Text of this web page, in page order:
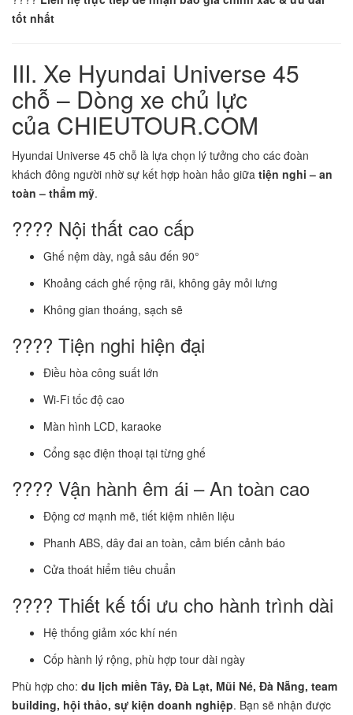
tốt nhất
III. Xe Hyundai Universe 45
chỗ – Dòng xe chủ lực
của CHIEUTOUR.COM
Hyundai Universe 45 chỗ là lựa chọn lý tưởng cho các đoàn
khách đông người nhờ sự kết hợp hoàn hảo giữa tiện nghi – an
toàn – thẩm mỹ.
???? Nội thất cao cấp
Ghế nệm dày, ngả sâu đến 90°
Khoảng cách ghế rộng rãi, không gây mỏi lưng
Không gian thoáng, sạch sẽ
???? Tiện nghi hiện đại
Điều hòa công suất lớn
Wi-Fi tốc độ cao
Màn hình LCD, karaoke
Cổng sạc điện thoại tại từng ghế
???? Vận hành êm ái – An toàn cao
Động cơ mạnh mẽ, tiết kiệm nhiên liệu
Phanh ABS, dây đai an toàn, cảm biến cảnh báo
Cửa thoát hiểm tiêu chuẩn
???? Thiết kế tối ưu cho hành trình dài
Hệ thống giảm xóc khí nén
Cốp hành lý rộng, phù hợp tour dài ngày
Phù hợp cho: du lịch miền Tây, Đà Lạt, Mũi Né, Đà Nẵng, team
building, hội thảo, sự kiện doanh nghiệp. Bạn sẽ nhận được